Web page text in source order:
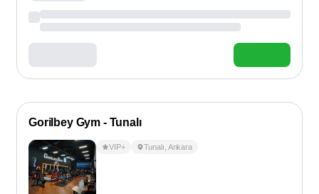
Gorilbey Gym - Tunalı
VIP+ Tunalı Ankara